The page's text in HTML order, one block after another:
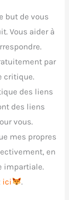
but de vous
Vous aider à
par
critique.
des liens
des liens
vous.
mes propres
en
impartiale.
ici .